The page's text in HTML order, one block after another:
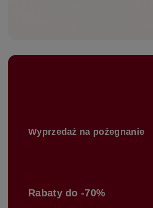
Wyprzedaż na pożegnanie
Rabaty do -70%